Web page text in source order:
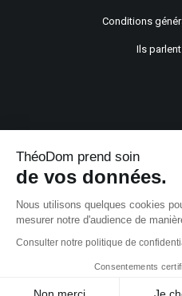
Conditions
Ils
ThéoDom prend soin
de vos données.
Nous utilisons quelques cookies
mesurer notre d'audience de
Consulter notre politique de
Consentements